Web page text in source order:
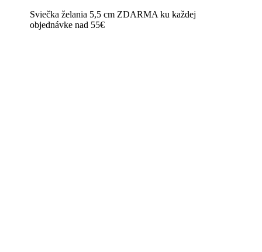
Sviečka želania 5,5 cm ZDARMA ku každej
objednávke nad 55€